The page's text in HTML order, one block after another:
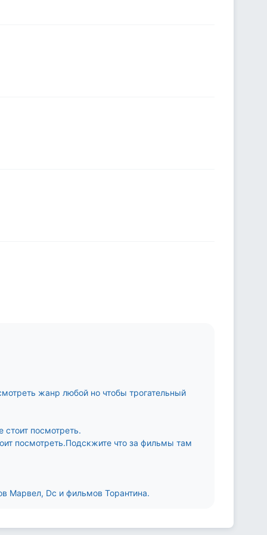
жанр любой но чтобы трогательный
стоит посмотреть.
посмотреть.Подскжите что за фильмы там
Марвел, Dc и фильмов Торантина.